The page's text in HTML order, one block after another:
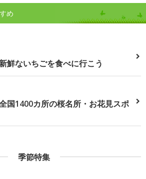
め
鮮ないちごを食べに行こう
国1400カ所の桜名所・お花見スポ
季節特集